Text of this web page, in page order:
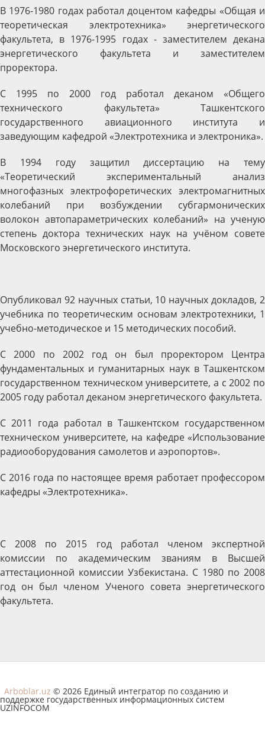
В 1976-1980 годах работал доцентом кафедры «Общая и
теоретическая электротехника» энергетического
факультета, в 1976-1995 годах - заместителем декана
энергетического факультета и заместителем
проректора.
С 1995 по 2000 год работал деканом «Общего
технического факультета» Ташкентского
государственного авиационного института и
заведующим кафедрой «Электротехника и электроника».
В 1994 году защитил диссертацию на тему
«Теоретический экспериментальный анализ
многофазных электрофоретических электромагнитных
колебаний при возбуждении субгармонических
волокон автопараметрических колебаний» на ученую
степень доктора технических наук на учёном совете
Московского энергетического института.
Опубликовал 92 научных статьи, 10 научных докладов, 2
учебника по теоретическим основам электротехники, 1
учебно-методическое и 15 методических пособий.
С 2000 по 2002 год он был проректором Центра
фундаментальных и гуманитарных наук в Ташкентском
государственном техническом университете, а с 2002 по
2005 году работал деканом энергетического факультета.
С 2011 года работал в Ташкентском государственном
техническом университете, на кафедре «Использование
радиооборудования самолетов и аэропортов».
С 2016 года по настоящее время работает профессором
кафедры «Электротехника».
С 2008 по 2015 год работал членом экспертной
комиссии по академическим званиям в Высшей
аттестационной комиссии Узбекистана. С 1980 по 2008
год он был членом Ученого совета энергетического
факультета.
Arboblar.uz © 2026 Единый интегратор по созданию и
поддержке государственных информационных систем
UZINFOCOM